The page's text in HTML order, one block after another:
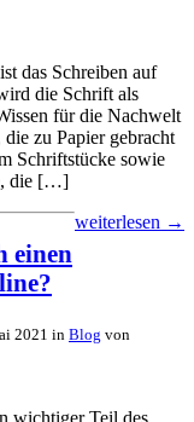
das Schreiben auf
die Schrift als
für die Nachwelt
zu Papier gebracht
Schriftstücke sowie
die […]
weiterlesen →
einen
2021 in Blog von
wichtiger Teil des